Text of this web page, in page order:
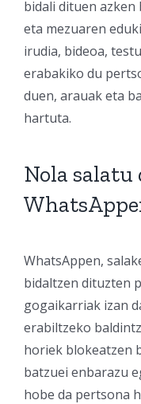
bidali dituen azken
eta mezuaren
irudia, bideoa,
erabakiko du
duen, arauak eta
hartuta.
Nola
WhatsAppen,
bidaltzen dituzten
gogaikarriak izan
erabiltzeko
horiek blokeatzen
batzuei enbarazu
hobe da pertsona